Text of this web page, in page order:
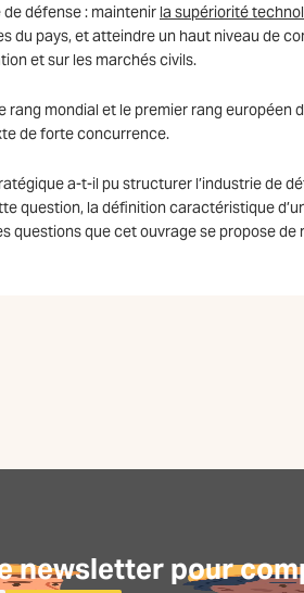
défense : maintenir la supériorité
du pays, et atteindre un haut niveau de
et sur les marchés civils.
mondial et le premier rang européen
de forte concurrence.
a-t-il pu structurer l’industrie de
question, la définition caractéristique
questions que cet ouvrage se propose de
newsletter pour